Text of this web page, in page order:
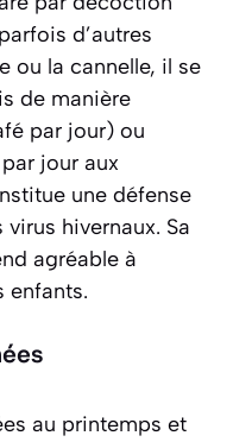
d’autres
ou la cannelle, il se
de manière
par jour) ou
jour aux
une défense
hivernaux. Sa
agréable à
enfants.
au printemps et